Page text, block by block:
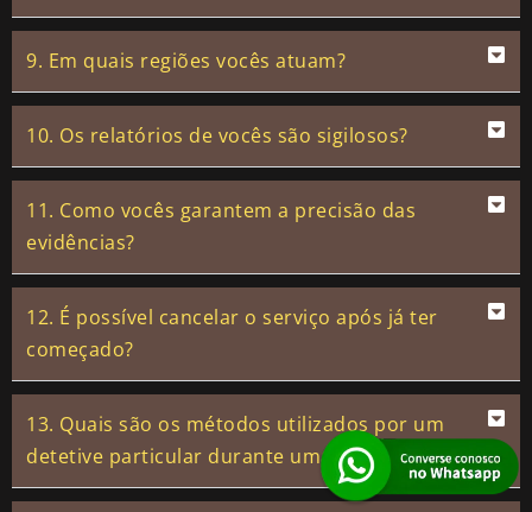
9. Em quais regiões vocês atuam?
10. Os relatórios de vocês são sigilosos?
11. Como vocês garantem a precisão das
evidências?
12. É possível cancelar o serviço após já ter
começado?
13. Quais são os métodos utilizados por um
detetive particular durante uma investigação?